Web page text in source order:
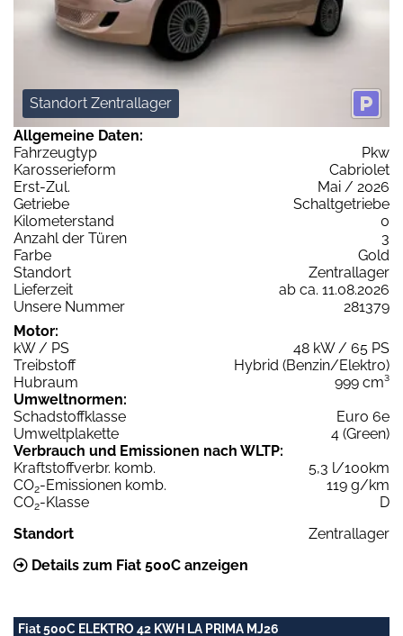
Standort Zentrallager
Allgemeine Daten:
Fahrzeugtyp
Pkw
Karosserieform
Cabriolet
Erst-Zul.
Mai / 2026
Getriebe
Schaltgetriebe
Kilometerstand
0
Anzahl der Türen
3
Farbe
Gold
Standort
Zentrallager
Lieferzeit
ab ca. 11.08.2026
Unsere Nummer
281379
Motor:
kW / PS
48 kW / 65 PS
Treibstoff
Hybrid (Benzin/Elektro)
Hubraum
999 cm³
Umweltnormen:
Schadstoffklasse
Euro 6e
Umweltplakette
4 (Green)
Verbrauch und Emissionen nach WLTP:
Kraftstoffverbr. komb.
5,3 l/100km
CO2-Emissionen komb.
119 g/km
CO2-Klasse
D
Standort
Zentrallager
Details zum Fiat 500C anzeigen
Fiat 500C ELEKTRO 42 KWH LA PRIMA MJ26